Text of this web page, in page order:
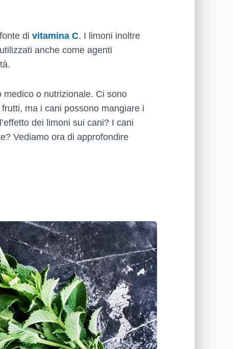
di vitamina C. I limoni inoltre
anche come agenti
o nutrizionale. Ci sono
ma i cani possono mangiare i
dei limoni sui cani? I cani
Vediamo ora di approfondire